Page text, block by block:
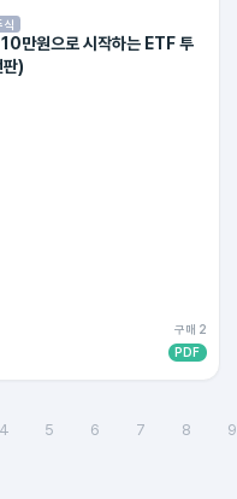
식
만원으로 시작하는 ETF 투
판)
구매 2
PDF
4 5 6 7 8 9